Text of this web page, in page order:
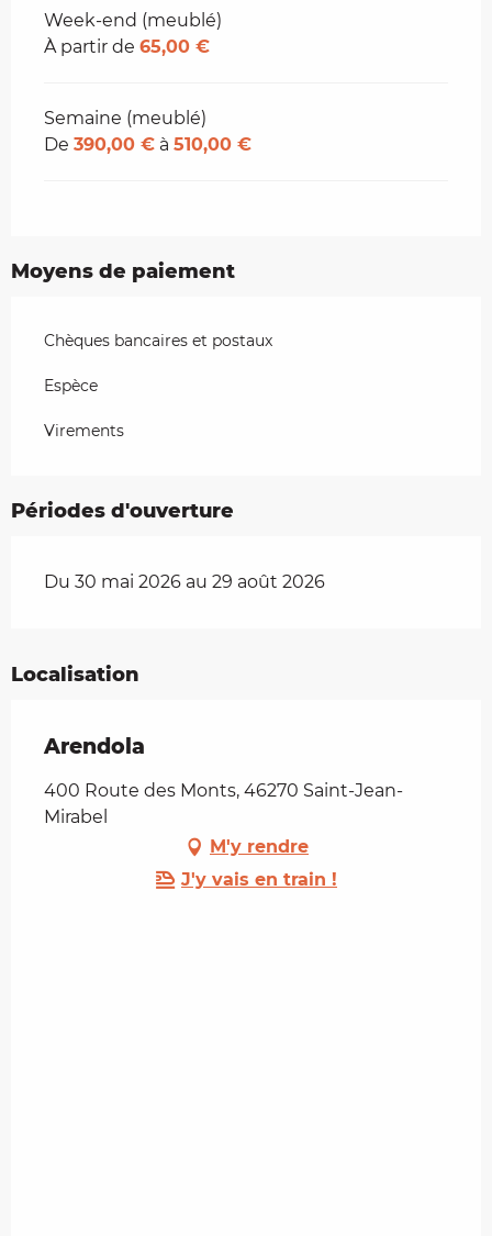
Tarifs 2026
Week-end (meublé)
À partir de 65,00 €
Semaine (meublé)
De 390,00 € à 510,00 €
Moyens de paiement
Chèques bancaires et postaux
Espèce
Virements
Périodes d'ouverture
Du 30 mai 2026 au 29 août 2026
Localisation
Arendola
400 Route des Monts, 46270 Saint-Jean-
Mirabel
M'y rendre
J'y vais en train !